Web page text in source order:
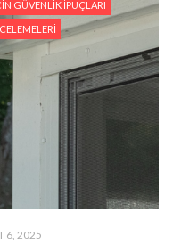
GÜVENLIK İPUÇLARI
6, 2025